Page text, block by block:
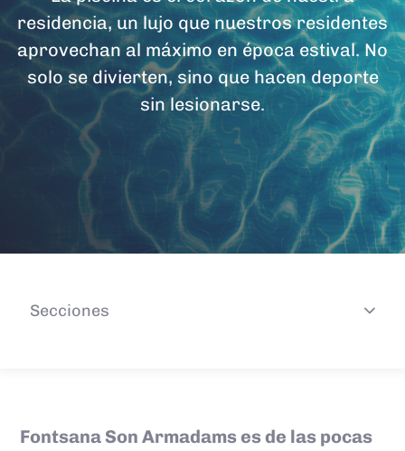
residencia, un lujo que nuestros residentes
aprovechan al máximo en época estival. No
solo se divierten, sino que hacen deporte
sin lesionarse.
Secciones
Fontsana Son Armadams es de las pocas